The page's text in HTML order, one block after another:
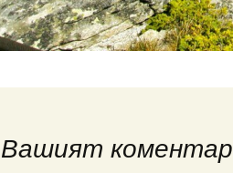
Вашият коментар